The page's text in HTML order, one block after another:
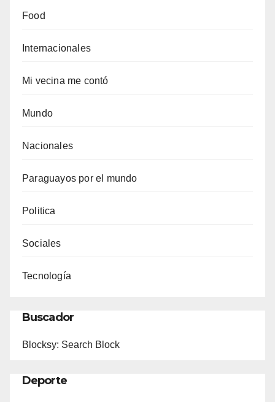
Food
Internacionales
Mi vecina me contó
Mundo
Nacionales
Paraguayos por el mundo
Politica
Sociales
Tecnología
Buscador
Blocksy: Search Block
Deporte